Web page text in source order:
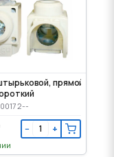
прямой, 6-
− +